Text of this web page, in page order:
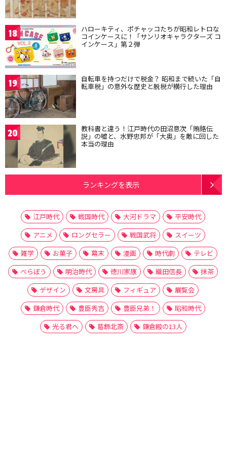
18 ハローキティ、ポチャッコたちが昭和レトロな
コインケースに！「サンリオキャラクターズ コ
インケース」第２弾
19 自転車を持つだけで税金？ 昭和まで続いた「自
転車税」の意外な歴史と脱税が横行した理由
20 教科書と違う！江戸時代の田沼意次「賄賂伝
説」の嘘と、水野忠邦が「大奥」を敵に回した
本当の理由
ランキングを表示
江戸時代 戦国時代 大河ドラマ
平安時代
アニメ
ロングセラー 戦国武将
スイーツ
雑学
お菓子 幕末 漫画 時代劇
テレビ
べらぼう
明治時代 徳川家康 織田信長
抹茶
デザイン
文房具 フィギュア
展覧会
鎌倉時代
豊臣秀吉 豊臣兄弟！
昭和時代
光る君へ
葛飾北斎 鎌倉殿の13人